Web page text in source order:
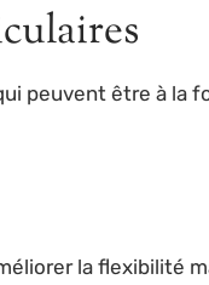
peuvent être à la
la flexibilité